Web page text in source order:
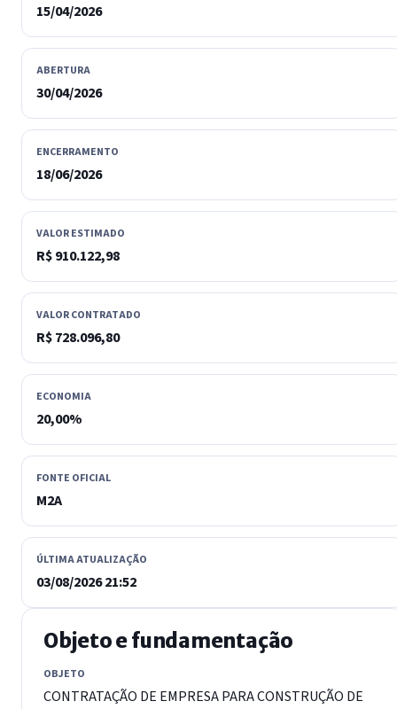
15/04/2026
ABERTURA
30/04/2026
ENCERRAMENTO
18/06/2026
VALOR ESTIMADO
R$ 910.122,98
VALOR CONTRATADO
R$ 728.096,80
ECONOMIA
20,00%
FONTE OFICIAL
M2A
ÚLTIMA ATUALIZAÇÃO
03/08/2026 21:52
Objeto e fundamentação
OBJETO
CONTRATAÇÃO DE EMPRESA PARA CONSTRUÇÃO DE